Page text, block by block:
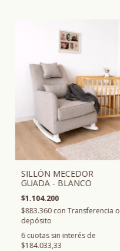
SILLÓN MECEDOR
GUADA - BLANCO
$1.104.200
$883.360con Transferencia o
depósito
6cuotas sin interés de
$184.033,33